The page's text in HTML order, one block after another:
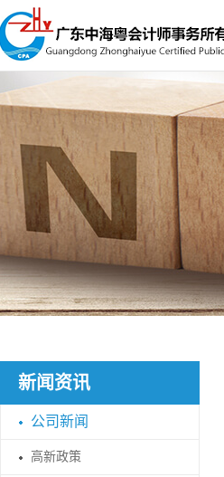
新闻资讯
公司新闻
高新政策